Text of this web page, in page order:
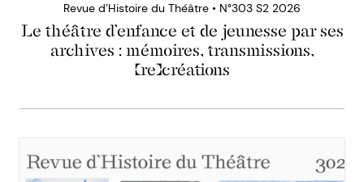
Revue d’Histoire du Théâtre • N°303 S2 2026
Le théâtre d’enfance et de jeunesse par ses
archives : mémoires, transmissions,
(re)créations